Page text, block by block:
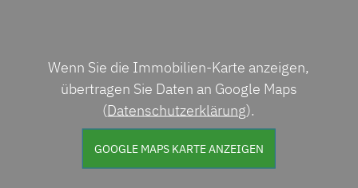
Wenn Sie die Immobilien-Karte anzeigen,
übertragen Sie Daten an Google Maps
(Datenschutzerklärung).
GOOGLE MAPS KARTE ANZEIGEN